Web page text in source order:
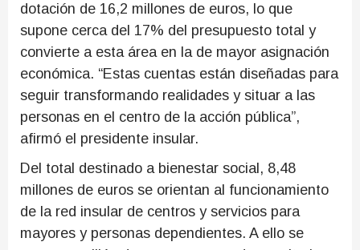
dotación de 16,2 millones de euros, lo que
supone cerca del 17% del presupuesto total y
convierte a esta área en la de mayor asignación
económica. “Estas cuentas están diseñadas para
seguir transformando realidades y situar a las
personas en el centro de la acción pública”,
afirmó el presidente insular.
Del total destinado a bienestar social, 8,48
millones de euros se orientan al funcionamiento
de la red insular de centros y servicios para
mayores y personas dependientes. A ello se